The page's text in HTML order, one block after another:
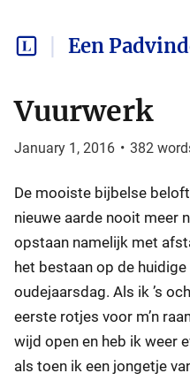
Een
Vuurwerk
January 1, 2016 • 382
De mooiste bijbelse
nieuwe aarde nooit meer
opstaan namelijk met
het bestaan op de
oudejaarsdag. Als ik ’s
eerste rotjes voor m’n
wijd open en heb ik weer
als toen ik een jongetje